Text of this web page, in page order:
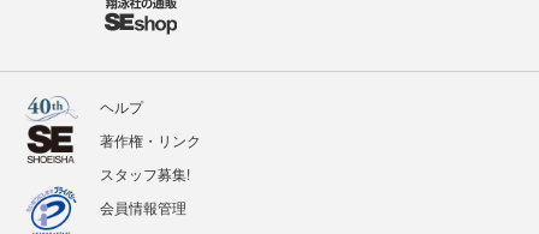
ヘルプ
著作権・リンク
スタッフ募集!
会員情報管理